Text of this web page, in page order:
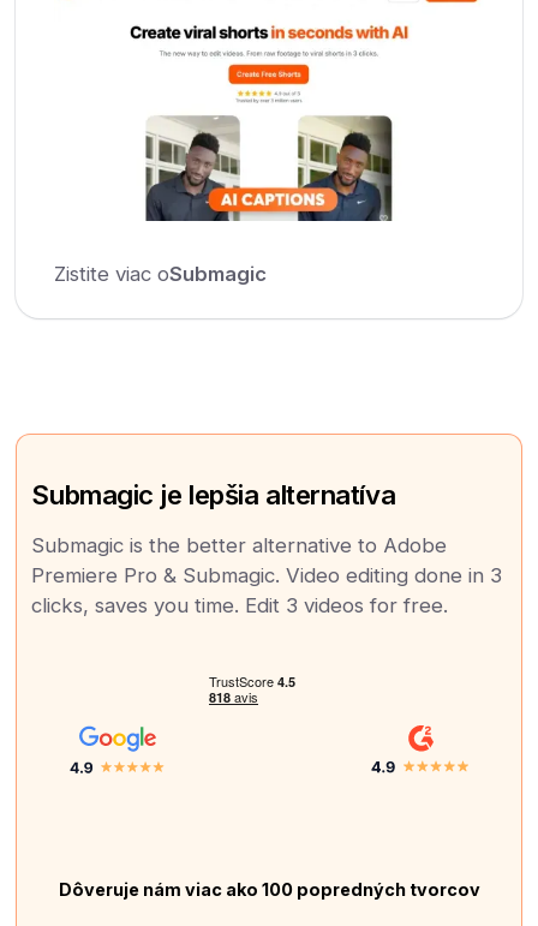
Zistite viac oSubmagic
Submagic je lepšia alternatíva
Submagic is the better alternative to Adobe
Premiere Pro & Submagic. Video editing done in 3
clicks, saves you time. Edit 3 videos for free.
Dôveruje nám viac ako 100 popredných tvorcov